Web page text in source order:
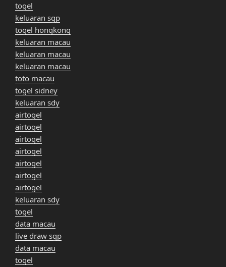
togel
keluaran sgp
togel hongkong
keluaran macau
keluaran macau
keluaran macau
toto macau
togel sidney
keluaran sdy
airtogel
airtogel
airtogel
airtogel
airtogel
airtogel
airtogel
keluaran sdy
togel
data macau
live draw sgp
data macau
togel